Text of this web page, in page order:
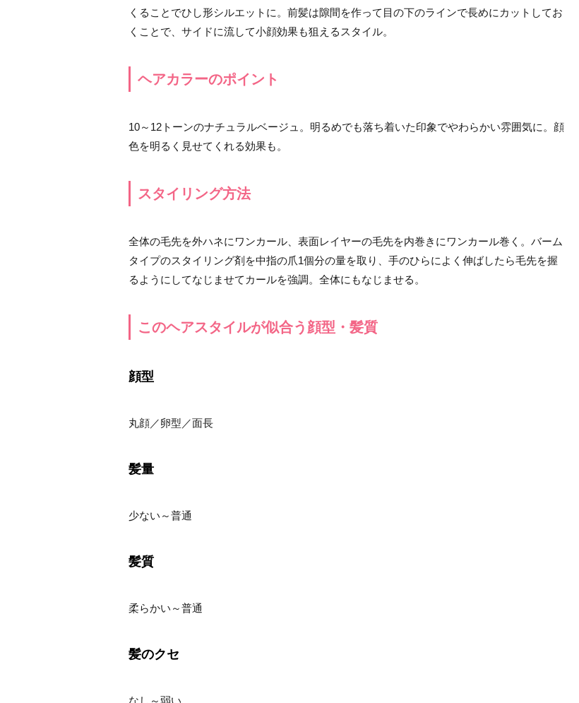
くることでひし形シルエットに。前髪は隙間を作って目の下のラインで長めにカットしてお
くことで、サイドに流して小顔効果も狙えるスタイル。
ヘアカラーのポイント
10～12トーンのナチュラルベージュ。明るめでも落ち着いた印象でやわらかい雰囲気に。顔
色を明るく見せてくれる効果も。
スタイリング方法
全体の毛先を外ハネにワンカール、表面レイヤーの毛先を内巻きにワンカール巻く。バーム
タイプのスタイリング剤を中指の爪1個分の量を取り、手のひらによく伸ばしたら毛先を握
るようにしてなじませてカールを強調。全体にもなじませる。
このヘアスタイルが似合う顔型・髪質
顔型
丸顔／卵型／面長
髪量
少ない～普通
髪質
柔らかい～普通
髪のクセ
なし～弱い